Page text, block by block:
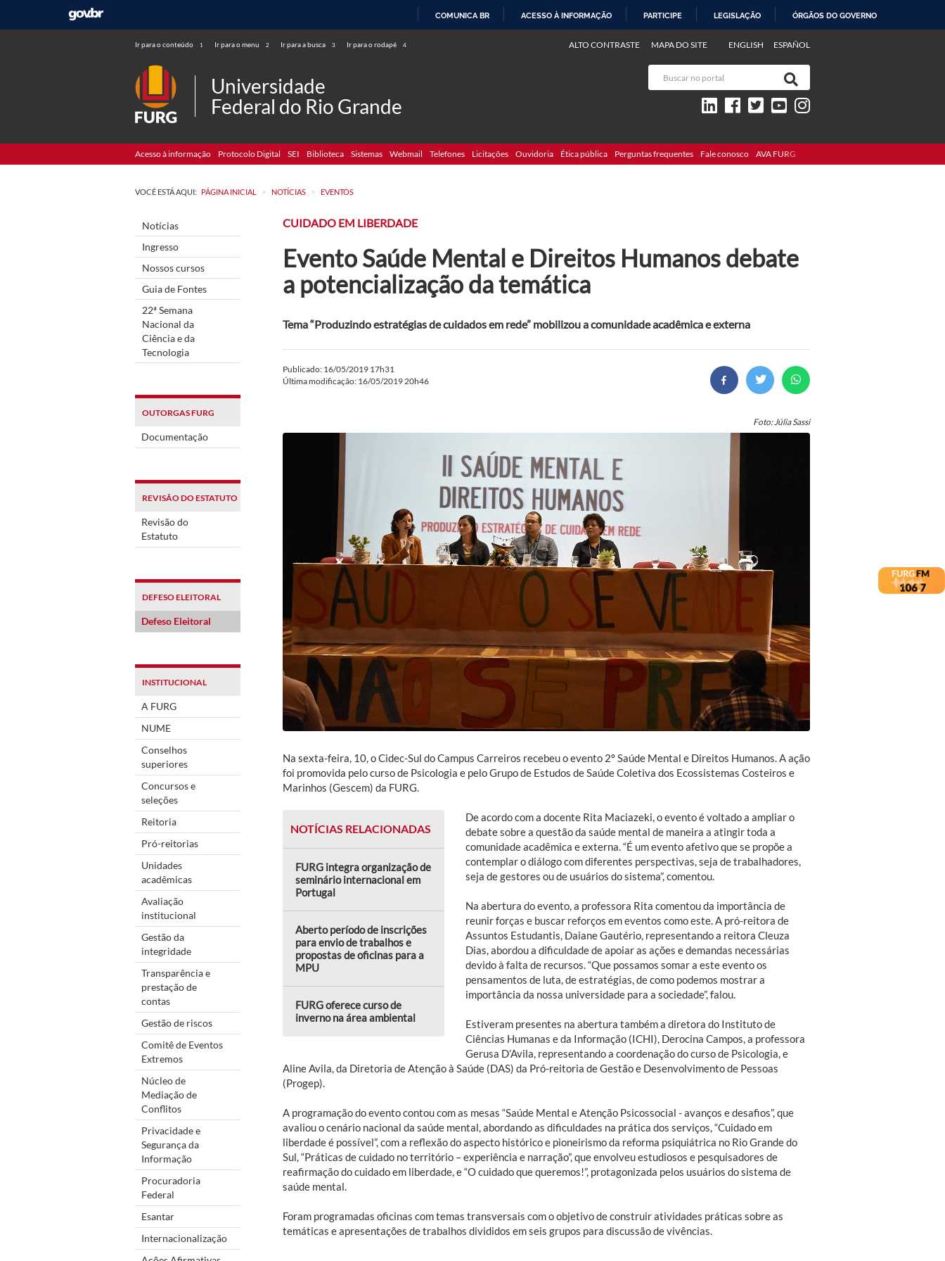
COMUNICA BR ACESSO À INFORMAÇÃO PARTICIPE LEGISLAÇÃO ÓRGÃOS DO GOVERNO
Ir para o conteúdo 1 Ir para o menu 2 Ir para a busca 3 Ir para o rodapé 4 ENGLISH ESPAÑOL
ALTO CONTRASTE MAPA DO SITE
Universidade
Federal do Rio Grande
Acesso à informação Protocolo Digital SEI Biblioteca Sistemas Webmail Telefones Licitações Ouvidoria Ética pública Perguntas frequentes Fale conosco AVA FURG
VOCÊ ESTÁ AQUI: PÁGINA INICIAL > NOTÍCIAS > EVENTOS
Notícias
Ingresso
Nossos cursos
Guia de Fontes
22ª Semana
Nacional da
Ciência e da
Tecnologia
OUTORGAS FURG
Documentação
REVISÃO DO ESTATUTO
Revisão do
Estatuto
DEFESO ELEITORAL
Defeso Eleitoral
INSTITUCIONAL
A FURG
NUME
Conselhos
superiores
Concursos e
seleções
Reitoria
Pró-reitorias
Unidades
acadêmicas
Avaliação
institucional
Gestão da
integridade
Transparência e
prestação de
contas
Gestão de riscos
Comitê de Eventos
Extremos
Núcleo de
Mediação de
Conflitos
Privacidade e
Segurança da
Informação
Procuradoria
Federal
Esantar
Internacionalização
CUIDADO EM LIBERDADE
Evento Saúde Mental e Direitos Humanos debate
a potencialização da temática
Tema “Produzindo estratégias de cuidados em rede” mobilizou a comunidade acadêmica e externa
Publicado: 16/05/2019 17h31
Última modificação: 16/05/2019 20h46
Foto: Júlia Sassi
Na sexta-feira, 10, o Cidec-Sul do Campus Carreiros recebeu o evento 2º Saúde Mental e Direitos Humanos. A ação
foi promovida pelo curso de Psicologia e pelo Grupo de Estudos de Saúde Coletiva dos Ecossistemas Costeiros e
Marinhos (Gescem) da FURG.
NOTÍCIAS RELACIONADAS
FURG integra organização de
seminário internacional em
Portugal
Aberto período de inscrições
para envio de trabalhos e
propostas de oficinas para a
MPU
FURG oferece curso de
inverno na área ambiental
De acordo com a docente Rita Maciazeki, o evento é voltado a ampliar o
debate sobre a questão da saúde mental de maneira a atingir toda a
comunidade acadêmica e externa. “É um evento afetivo que se propõe a
contemplar o diálogo com diferentes perspectivas, seja de trabalhadores,
seja de gestores ou de usuários do sistema”, comentou.
Na abertura do evento, a professora Rita comentou da importância de
reunir forças e buscar reforços em eventos como este. A pró-reitora de
Assuntos Estudantis, Daiane Gautério, representando a reitora Cleuza
Dias, abordou a dificuldade de apoiar as ações e demandas necessárias
devido à falta de recursos. “Que possamos somar a este evento os
pensamentos de luta, de estratégias, de como podemos mostrar a
importância da nossa universidade para a sociedade”, falou.
Estiveram presentes na abertura também a diretora do Instituto de
Ciências Humanas e da Informação (ICHI), Derocina Campos, a professora
Gerusa D’Avila, representando a coordenação do curso de Psicologia, e
Aline Avila, da Diretoria de Atenção à Saúde (DAS) da Pró-reitoria de Gestão e Desenvolvimento de Pessoas
(Progep).
A programação do evento contou com as mesas “Saúde Mental e Atenção Psicossocial - avanços e desafios”, que
avaliou o cenário nacional da saúde mental, abordando as dificuldades na prática dos serviços, “Cuidado em
liberdade é possível”, com a reflexão do aspecto histórico e pioneirismo da reforma psiquiátrica no Rio Grande do
Sul, “Práticas de cuidado no território – experiência e narração”, que envolveu estudiosos e pesquisadores de
reafirmação do cuidado em liberdade, e “O cuidado que queremos!”, protagonizada pelos usuários do sistema de
saúde mental.
Foram programadas oficinas com temas transversais com o objetivo de construir atividades práticas sobre as
temáticas e apresentações de trabalhos divididos em seis grupos para discussão de vivências.